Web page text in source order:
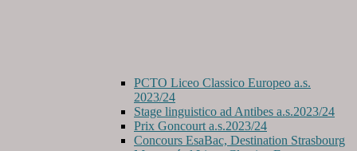
PCTO Liceo Classico Europeo a.s.
2023/24
Stage linguistico ad Antibes a.s.2023/24
Prix Goncourt a.s.2023/24
Concours EsaBac, Destination Strasbourg